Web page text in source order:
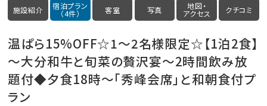
施設紹介 宿泊プラン
（4件） 客室 写真 地図・
アクセス クチコミ
温ぱら15%OFF☆1～2名様限定☆【1泊2食】
～大分和牛と旬菜の贅沢宴～2時間飲み放
題付◆夕食18時～「秀峰会席」と和朝食付プ
ラン